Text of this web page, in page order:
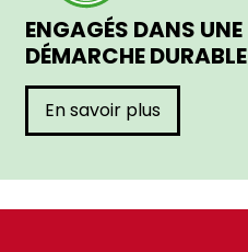
ENGAGÉS DANS UNE
DÉMARCHE DURABLE
En savoir plus